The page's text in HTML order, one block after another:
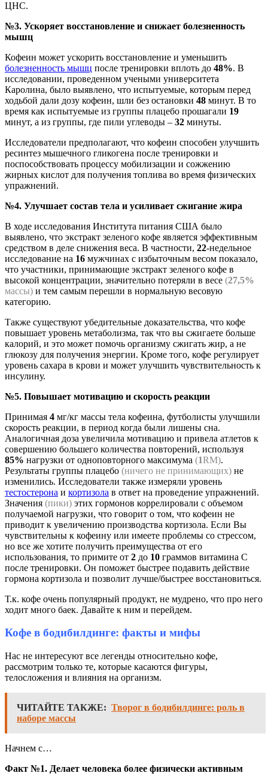
ЦНС.
№3. Ускоряет восстановление и снижает болезненность
мышц
Кофеин может ускорить восстановление и уменьшить
болезненность мышц после тренировки вплоть до 48%. В
исследовании, проведенном учеными университета
Каролина, было выявлено, что испытуемые, которым перед
ходьбой дали дозу кофеин, шли без остановки 48 минут. В то
время как испытуемые из группы плацебо прошагали 19
минут, а из группы, где пили углеводы – 32 минуты.
Исследователи предполагают, что кофеин способен улучшить
ресинтез мышечного гликогена после тренировки и
поспособствовать процессу мобилизации и сожжению
жирных кислот для получения топлива во время физических
упражнений.
№4. Улучшает состав тела и усиливает сжигание жира
В ходе исследования Института питания США было
выявлено, что экстракт зеленого кофе является эффективным
средством в деле снижения веса. В частности, 22-недельное
исследование на 16 мужчинах с избыточным весом показало,
что участники, принимающие экстракт зеленого кофе в
высокой концентрации, значительно потеряли в весе (27,5%
массы) и тем самым перешли в нормальную весовую
категорию.
Также существуют убедительные доказательства, что кофе
повышает уровень метаболизма, так что вы сжигаете больше
калорий, и это может помочь организму сжигать жир, а не
глюкозу для получения энергии. Кроме того, кофе регулирует
уровень сахара в крови и может улучшить чувствительность к
инсулину.
№5. Повышает мотивацию и скорость реакции
Принимая 4 мг/кг массы тела кофеина, футболисты улучшили
скорость реакции, в период когда были лишены сна.
Аналогичная доза увеличила мотивацию и привела атлетов к
совершению большего количества повторений, используя
85% нагрузки от одноповторного максимума (1RM).
Результаты группы плацебо (ничего не принимающих) не
изменились. Исследователи также измеряли уровень
тестостерона и кортизола в ответ на проведение упражнений.
Значения (пики) этих гормонов коррелировали с объемом
получаемой нагрузки, что говорит о том, что кофеин не
приводит к увеличению производства кортизола. Если Вы
чувствительны к кофеину или имеете проблемы со стрессом,
но все же хотите получить преимущества от его
использования, то примите от 2 до 10 граммов витамина С
после тренировки. Он поможет быстрее подавить действие
гормона кортизола и позволит лучше/быстрее восстановиться.
Т.к. кофе очень популярный продукт, не мудрено, что про него
ходит много баек. Давайте к ним и перейдем.
Кофе в бодибилдинге: факты и мифы
Нас не интересуют все легенды относительно кофе,
рассмотрим только те, которые касаются фигуры,
телосложения и влияния на организм.
ЧИТАЙТЕ ТАКЖЕ: Творог в бодибилдинге: роль в
наборе массы
Начнем с…
Факт №1. Делает человека более физически активным